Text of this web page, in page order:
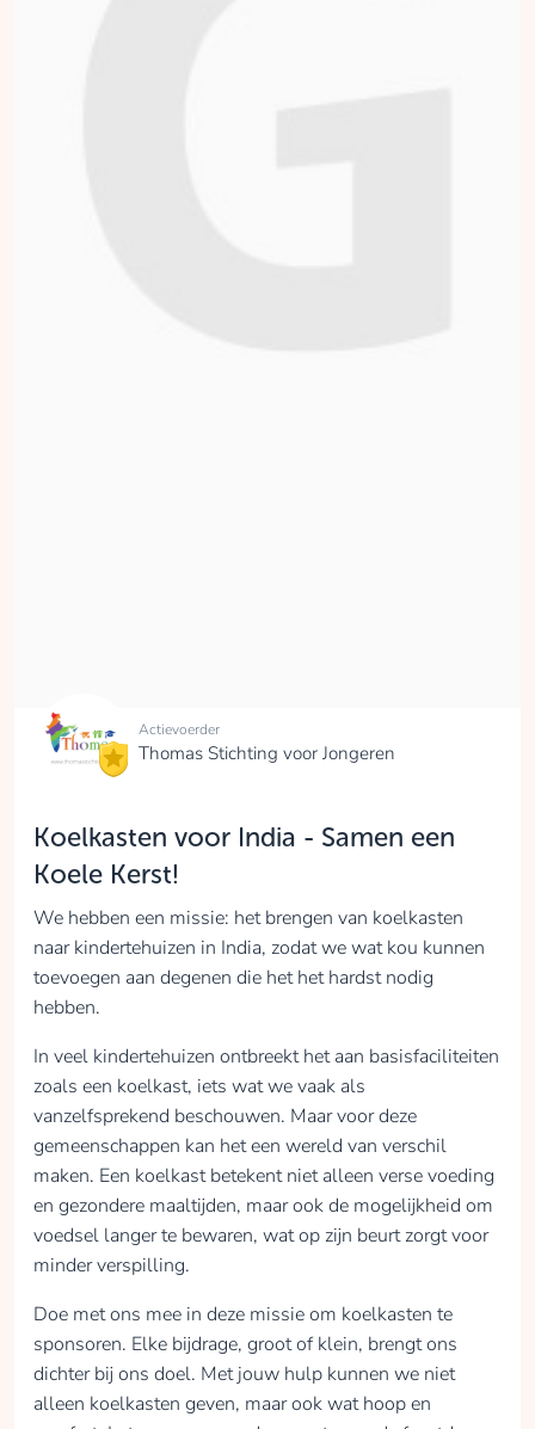
Actievoerder
Thomas Stichting voor Jongeren
Koelkasten voor India - Samen een
Koele Kerst!
We hebben een missie: het brengen van koelkasten
naar kindertehuizen in India, zodat we wat kou kunnen
toevoegen aan degenen die het het hardst nodig
hebben.
In veel kindertehuizen ontbreekt het aan basisfaciliteiten
zoals een koelkast, iets wat we vaak als
vanzelfsprekend beschouwen. Maar voor deze
gemeenschappen kan het een wereld van verschil
maken. Een koelkast betekent niet alleen verse voeding
en gezondere maaltijden, maar ook de mogelijkheid om
voedsel langer te bewaren, wat op zijn beurt zorgt voor
minder verspilling.
Doe met ons mee in deze missie om koelkasten te
sponsoren. Elke bijdrage, groot of klein, brengt ons
dichter bij ons doel. Met jouw hulp kunnen we niet
alleen koelkasten geven, maar ook wat hoop en